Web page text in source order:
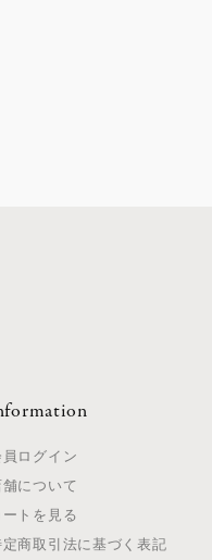
員ログイン
舗について
ートを見る
定商取引法に基づく表記